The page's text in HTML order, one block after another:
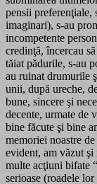
pensii preferenţiale,
imaginari), s-au
incompetente
credinţă, încercau
tăiat pădurile, s-au
au ruinat drumurile
unii, după ureche,
bune, sincere şi
decente, urmate de
bine făcute şi bine
memoriei noastre
evident, am văzut
multe acţiuni bifate
serioase (roadele